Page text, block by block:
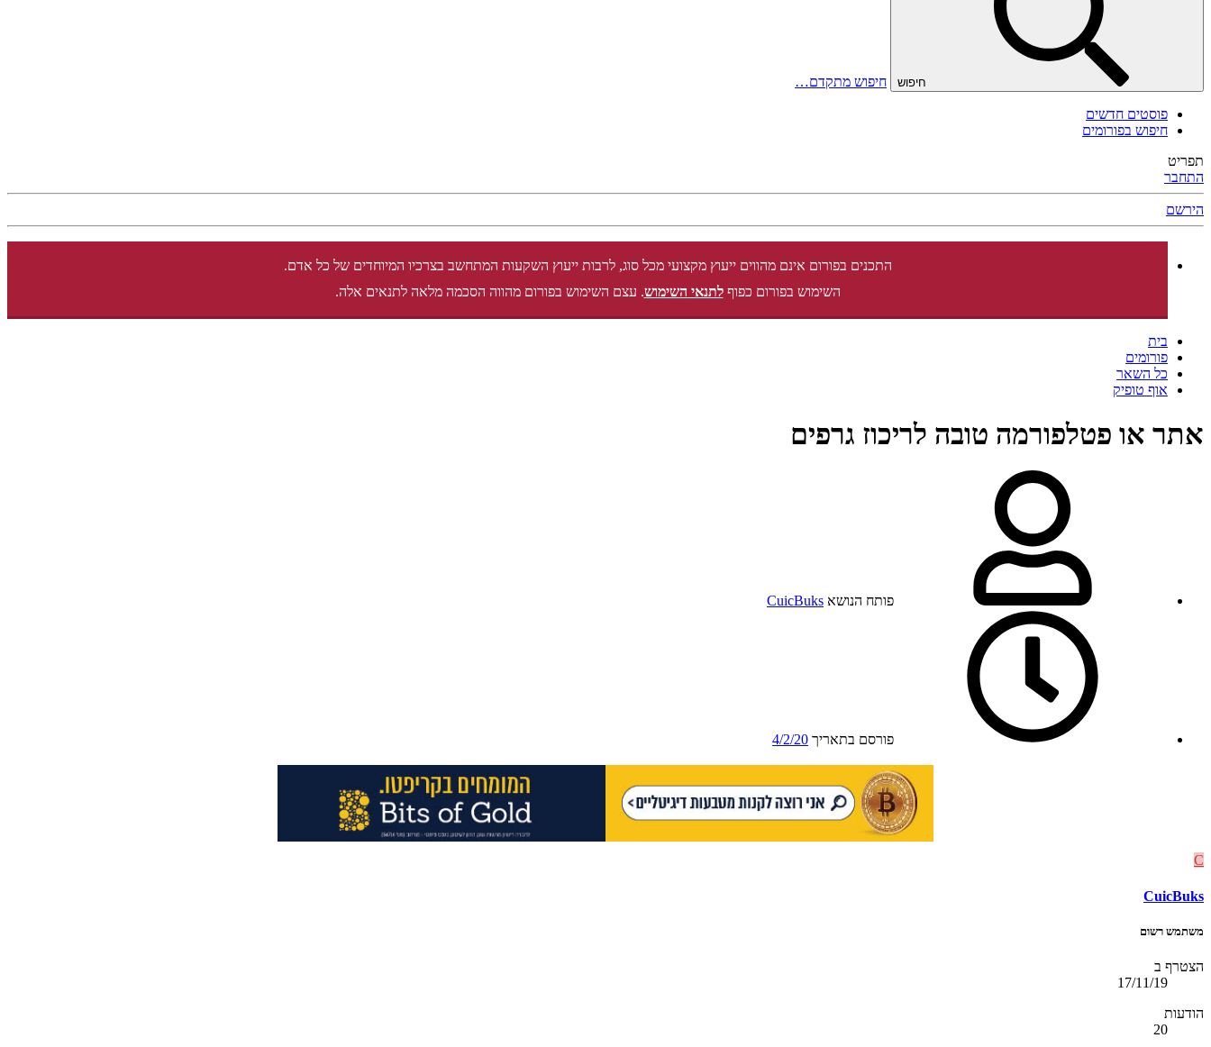
חיפוש חיפוש מתקדם…
פוסטים חדשים
חיפוש בפורומים
תפריט
התחבר
הירשם
התכנים בפורום אינם מהווים ייעוץ מקצועי מכל סוג, לרבות ייעוץ השקעות המתחשב בצרכיו המיוחדים של כל אדם.
השימוש בפורום כפוףלתנאי השימוש. עצם השימוש בפורום מהווה הסכמה מלאה לתנאים אלה.
בית
פורומים
כל השאר
אוף טופיק
אתר או פטלפורמה טובה לריכוז גרפים
פותח הנושא CuicBuks
פורסם בתאריך 4/2/20
C
CuicBuks
משתמש רשום
הצטרף ב
17/11/19
הודעות
20